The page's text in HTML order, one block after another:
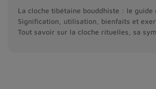
La cloche tibétaine bouddhiste : le guide
Signification, utilisation, bienfaits et
Tout savoir sur la cloche rituelles, sa